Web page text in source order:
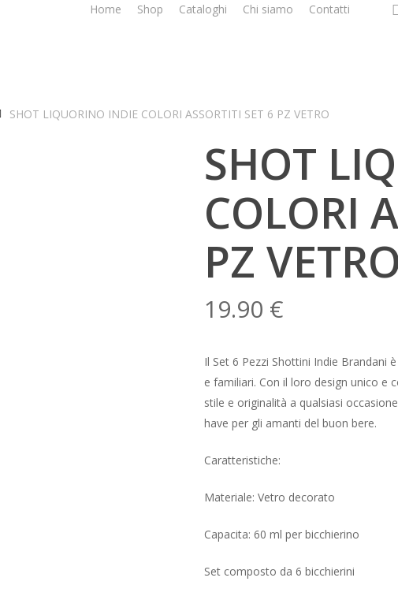
Home Shop Cataloghi Chi siamo Contatti
SHOT LIQUORINO INDIE COLORI ASSORTITI SET 6 PZ VETRO
SHOT
COLORI
PZ VETRO
19.90 €
Il Set 6 Pezzi Shottini Indie Brandani
e familiari. Con il loro design unico e
stile e originalità a qualsiasi
have per gli amanti del buon bere.
Caratteristiche:
Materiale: Vetro decorato
Capacita: 60 ml per bicchierino
Set composto da 6 bicchierini